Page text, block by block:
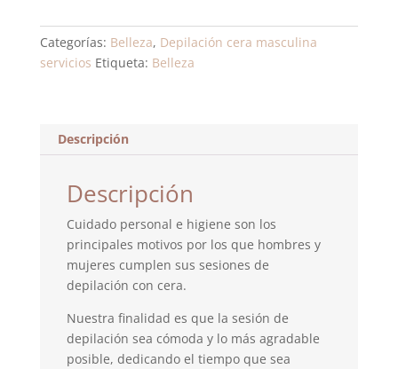
Categorías: Belleza, Depilación cera masculina
servicios Etiqueta: Belleza
Descripción
Descripción
Cuidado personal e higiene son los
principales motivos por los que hombres y
mujeres cumplen sus sesiones de
depilación con cera.
Nuestra finalidad es que la sesión de
depilación sea cómoda y lo más agradable
posible, dedicando el tiempo que sea